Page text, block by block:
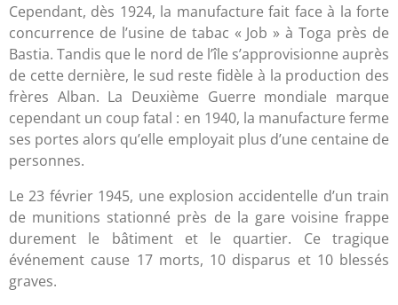
Cependant, dès 1924, la manufacture fait face à la forte
concurrence de l’usine de tabac « Job » à Toga près de
Bastia. Tandis que le nord de l’île s’approvisionne auprès
de cette dernière, le sud reste fidèle à la production des
frères Alban. La Deuxième Guerre mondiale marque
cependant un coup fatal : en 1940, la manufacture ferme
ses portes alors qu’elle employait plus d’une centaine de
personnes.
Le 23 février 1945, une explosion accidentelle d’un train
de munitions stationné près de la gare voisine frappe
durement le bâtiment et le quartier. Ce tragique
événement cause 17 morts, 10 disparus et 10 blessés
graves.